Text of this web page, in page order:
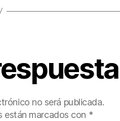
no será publicada.
están marcados con *